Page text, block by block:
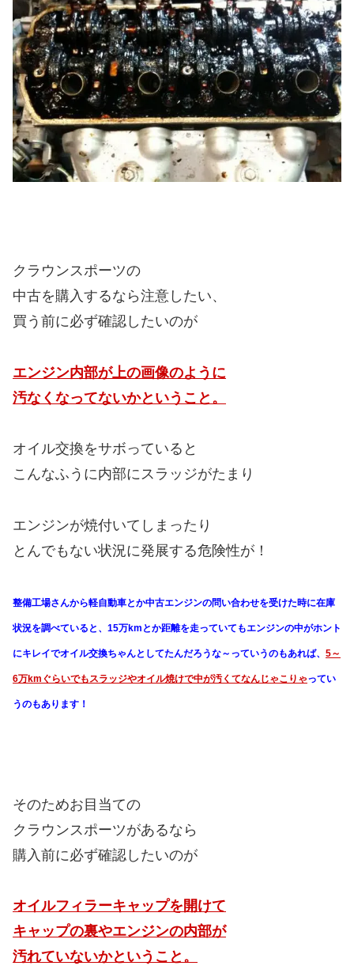
クラウンスポーツの
中古を購入するなら注意したい、
買う前に必ず確認したいのが
エンジン内部が上の画像のように
汚なくなってないかということ。
オイル交換をサボっていると
こんなふうに内部にスラッジがたまり
エンジンが焼付いてしまったり
とんでもない状況に発展する危険性が！
整備工場さんから軽自動車とか中古エンジンの問い合わせを受けた時に在庫
状況を調べていると、15万kmとか距離を走っていてもエンジンの中がホント
にキレイでオイル交換ちゃんとしてたんだろうな～っていうのもあれば、 5～
6万kmぐらいでもスラッジやオイル焼けで中が汚くてなんじゃこりゃってい
うのもあります！
そのためお目当ての
クラウンスポーツがあるなら
購入前に必ず確認したいのが
オイルフィラーキャップを開けて
キャップの裏やエンジンの内部が
汚れていないかということ。